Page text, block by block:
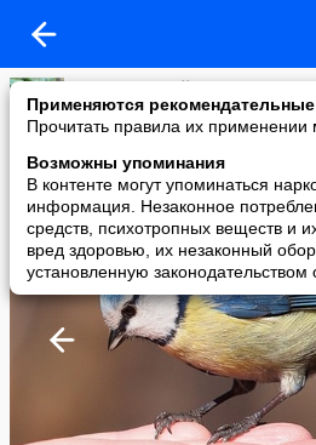
Применяются рекомендательные
Прочитать правила их
Возможны упоминания
В контенте могут упоминаться
информация. Незаконное
средств, психотропных веществ и
вред здоровью, их незаконный
установленную законодательством
Блог: Геннадий Андреев
added a photo
04 Mar в 16:17